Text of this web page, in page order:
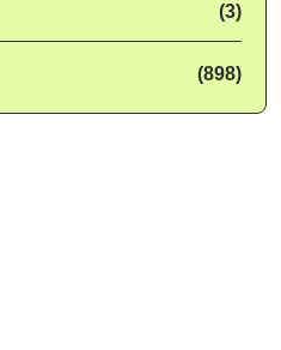
(3)
(898)